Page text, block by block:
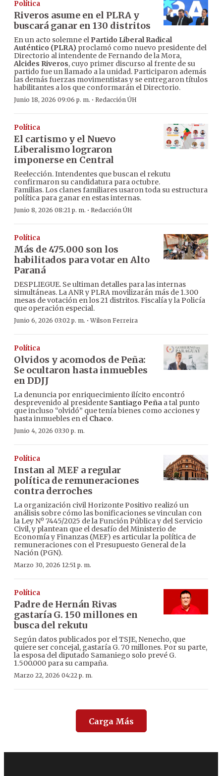
Política
Riveros asume en el PLRA y
buscará ganar en 130 distritos
En un acto solemne el Partido Liberal Radical
Auténtico (PLRA) proclamó como nuevo presidente del
Directorio al intendente de Fernando de la Mora,
Alcides Riveros, cuyo primer discurso al frente de su
partido fue un llamado a la unidad. Participaron además
las demás fuerzas movimentistas y se entregaron títulos
habilitantes a los que conformarán el Directorio.
Junio 18, 2026 09:06 p. m. · Redacción ÚH
Política
El cartismo y el Nuevo
Liberalismo lograron
imponerse en Central
Reelección. Intendentes que buscan el rekutu
confirmaron su candidatura para octubre.
Familias. Los clanes familiares usaron toda su estructura
política para ganar en estas internas.
Junio 8, 2026 08:21 p. m. · Redacción ÚH
Política
Más de 475.000 son los
habilitados para votar en Alto
Paraná
DESPLIEGUE. Se ultiman detalles para las internas
simultáneas. La ANR y PLRA movilizarán más de 1.300
mesas de votación en los 21 distritos. Fiscalía y la Policía
que operación especial.
Junio 6, 2026 03:02 p. m. ·Wilson Ferreira
Política
Olvidos y acomodos de Peña:
Se ocultaron hasta inmuebles
en DDJJ
La denuncia por enriquecimiento ilícito encontró
desprevenido al presidente Santiago Peña a tal punto
que incluso “olvidó” que tenía bienes como acciones y
hasta inmuebles en el Chaco.
Junio 4, 2026 03:30 p. m.
Política
Instan al MEF a regular
política de remuneraciones
contra derroches
La organización civil Horizonte Positivo realizó un
análisis sobre cómo las bonificaciones se vinculan con
la Ley Nº 7445/2025 de la Función Pública y del Servicio
Civil, y plantean que el desafío del Ministerio de
Economía y Finanzas (MEF) es articular la política de
remuneraciones con el Presupuesto General de la
Nación (PGN).
Marzo 30, 2026 12:51 p. m.
Política
Padre de Hernán Rivas
gastaría G. 150 millones en
busca del rekutu
Según datos publicados por el TSJE, Nenecho, que
quiere ser concejal, gastaría G. 70 millones. Por su parte,
la esposa del diputado Samaniego solo prevé G.
1.500.000 para su campaña.
Marzo 22, 2026 04:22 p. m.
Carga Más